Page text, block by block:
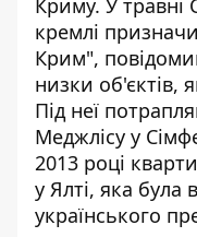
Криму. У травні
кремлі
Крим",
низки об'єктів,
Під неї
Меджлісу у
2013 році
у Ялті, яка була
українського